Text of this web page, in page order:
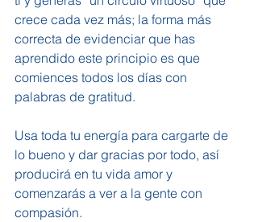
crece cada vez más; la forma más
correcta de evidenciar que has
aprendido este principio es que
comiences todos los días con
palabras de gratitud.
Usa toda tu energía para cargarte de
lo bueno y dar gracias por todo, así
producirá en tu vida amor y
comenzarás a ver a la gente con
compasión.